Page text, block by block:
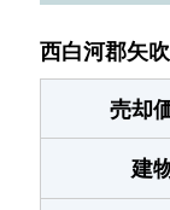
西白河郡矢
売却
建